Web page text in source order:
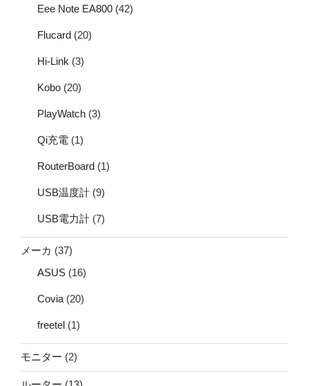
Eee Note EA800 (42)
Flucard (20)
Hi-Link (3)
Kobo (20)
PlayWatch (3)
Qi充電 (1)
RouterBoard (1)
USB温度計 (9)
USB電力計 (7)
メーカ (37)
ASUS (16)
Covia (20)
freetel (1)
モニター (2)